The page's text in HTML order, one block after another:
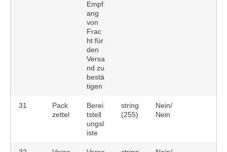
Empf
ang
von
Frac
ht für
den
Versa
nd zu
bestä
tigen
31
Pack
zettel
Berei
tstell
ungsl
iste
string
(255)
Nein/
Nein